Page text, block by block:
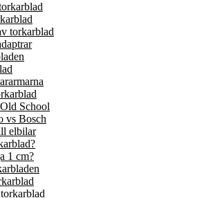
torkarblad
School
vs Bosch
elbilar
1 cm?